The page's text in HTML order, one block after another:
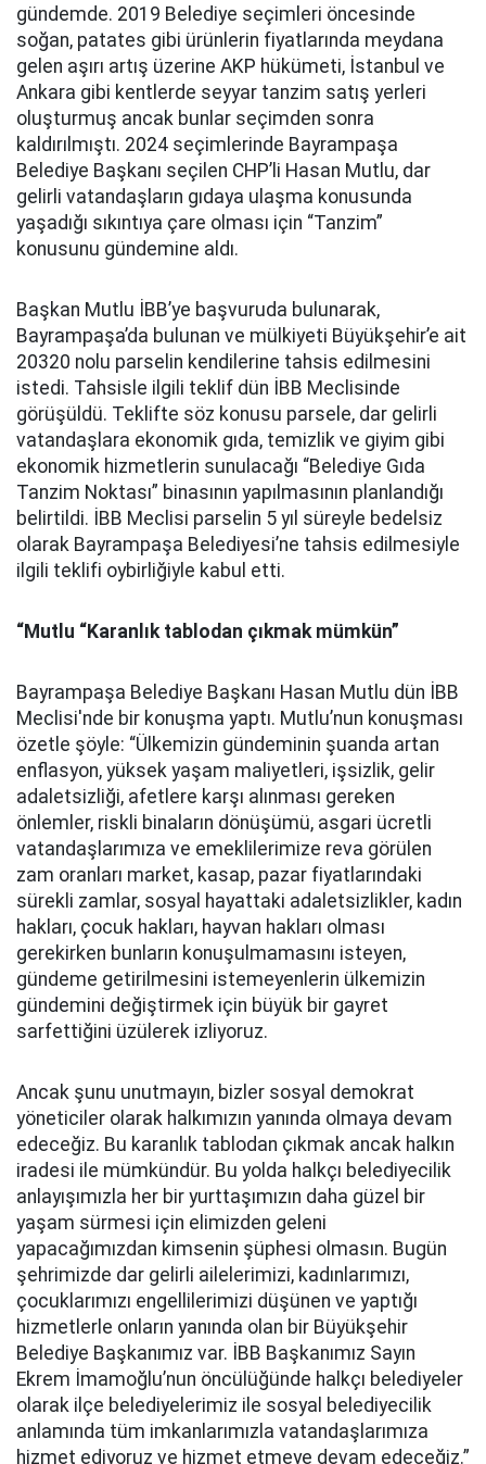
gündemde. 2019 Belediye seçimleri öncesinde
soğan, patates gibi ürünlerin fiyatlarında meydana
gelen aşırı artış üzerine AKP hükümeti, İstanbul ve
Ankara gibi kentlerde seyyar tanzim satış yerleri
oluşturmuş ancak bunlar seçimden sonra
kaldırılmıştı. 2024 seçimlerinde Bayrampaşa
Belediye Başkanı seçilen CHP’li Hasan Mutlu, dar
gelirli vatandaşların gıdaya ulaşma konusunda
yaşadığı sıkıntıya çare olması için “Tanzim”
konusunu gündemine aldı.
Başkan Mutlu İBB’ye başvuruda bulunarak,
Bayrampaşa’da bulunan ve mülkiyeti Büyükşehir’e ait
20320 nolu parselin kendilerine tahsis edilmesini
istedi. Tahsisle ilgili teklif dün İBB Meclisinde
görüşüldü. Teklifte söz konusu parsele, dar gelirli
vatandaşlara ekonomik gıda, temizlik ve giyim gibi
ekonomik hizmetlerin sunulacağı “Belediye Gıda
Tanzim Noktası” binasının yapılmasının planlandığı
belirtildi. İBB Meclisi parselin 5 yıl süreyle bedelsiz
olarak Bayrampaşa Belediyesi’ne tahsis edilmesiyle
ilgili teklifi oybirliğiyle kabul etti.
“Mutlu “Karanlık tablodan çıkmak mümkün”
Bayrampaşa Belediye Başkanı Hasan Mutlu dün İBB
Meclisi'nde bir konuşma yaptı. Mutlu’nun konuşması
özetle şöyle: “Ülkemizin gündeminin şuanda artan
enflasyon, yüksek yaşam maliyetleri, işsizlik, gelir
adaletsizliği, afetlere karşı alınması gereken
önlemler, riskli binaların dönüşümü, asgari ücretli
vatandaşlarımıza ve emeklilerimize reva görülen
zam oranları market, kasap, pazar fiyatlarındaki
sürekli zamlar, sosyal hayattaki adaletsizlikler, kadın
hakları, çocuk hakları, hayvan hakları olması
gerekirken bunların konuşulmamasını isteyen,
gündeme getirilmesini istemeyenlerin ülkemizin
gündemini değiştirmek için büyük bir gayret
sarfettiğini üzülerek izliyoruz.
Ancak şunu unutmayın, bizler sosyal demokrat
yöneticiler olarak halkımızın yanında olmaya devam
edeceğiz. Bu karanlık tablodan çıkmak ancak halkın
iradesi ile mümkündür. Bu yolda halkçı belediyecilik
anlayışımızla her bir yurttaşımızın daha güzel bir
yaşam sürmesi için elimizden geleni
yapacağımızdan kimsenin şüphesi olmasın. Bugün
şehrimizde dar gelirli ailelerimizi, kadınlarımızı,
çocuklarımızı engellilerimizi düşünen ve yaptığı
hizmetlerle onların yanında olan bir Büyükşehir
Belediye Başkanımız var. İBB Başkanımız Sayın
Ekrem İmamoğlu’nun öncülüğünde halkçı belediyeler
olarak ilçe belediyelerimiz ile sosyal belediyecilik
anlamında tüm imkanlarımızla vatandaşlarımıza
hizmet ediyoruz ve hizmet etmeye devam edeceğiz.”